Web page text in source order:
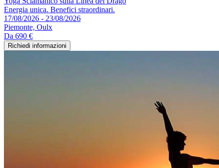
Energia unica. Benefici straordinari.
17/08/2026 - 23/08/2026
Piemonte, Oulx
Da 690 €
Richiedi informazioni